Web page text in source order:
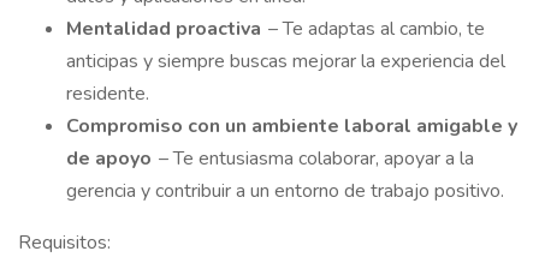
Mentalidad proactiva – Te adaptas al cambio, te
anticipas y siempre buscas mejorar la experiencia del
residente.
Compromiso con un ambiente laboral amigable y
de apoyo – Te entusiasma colaborar, apoyar a la
gerencia y contribuir a un entorno de trabajo positivo.
Requisitos: